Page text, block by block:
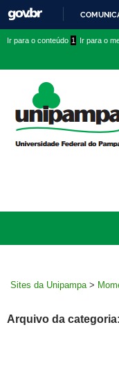
conteúdo
menu
superior
menu
Ir para o conteúdo 1 Ir para o
Sites da Unipampa >
Arquivo da